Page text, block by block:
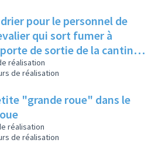
pour le personnel de
qui sort fumer à
de sortie de la cantine
réalisation
de réalisation
"grande roue" dans le
réalisation
de réalisation